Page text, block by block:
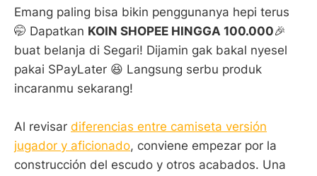
Emang paling bisa bikin penggunanya hepi terus
🤭 Dapatkan KOIN SHOPEE HINGGA 100.000🎉
buat belanja di Segari! Dijamin gak bakal nyesel
pakai SPayLater 😆 Langsung serbu produk
incaranmu sekarang!
Al revisar diferencias entre camiseta versión
jugador y aficionado, conviene empezar por la
construcción del escudo y otros acabados. Una